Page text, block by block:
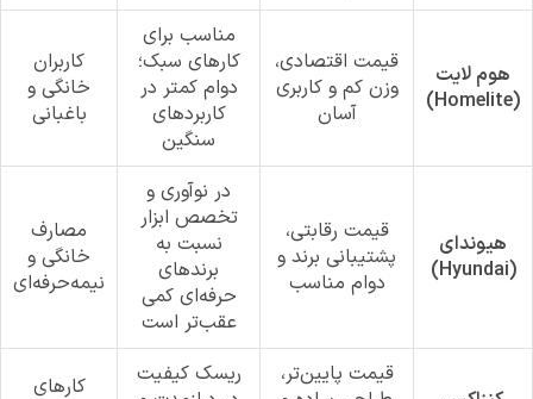
هوم لایت
(Homelite)
قیمت اقتصادی،
وزن کم و کاربری
آسان
مناسب برای
کارهای سبک؛
دوام کمتر در
کاربردهای
سنگین
کاربران
خانگی و
باغبانی
هیوندای
(Hyundai)
قیمت رقابتی،
پشتیبانی برند و
دوام مناسب
در نوآوری و
تخصص ابزار
نسبت به
برندهای
حرفه‌ای کمی
عقب‌تر است
مصارف
خانگی و
نیمه‌حرفه‌ای
قیمت پایین‌تر،
ریسک کیفیت
کارهای